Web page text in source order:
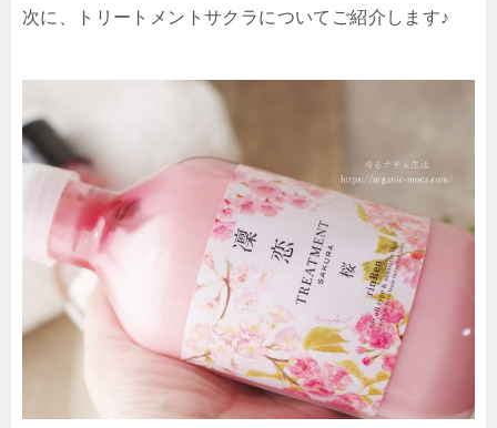
次に、トリートメントサクラについてご紹介します♪